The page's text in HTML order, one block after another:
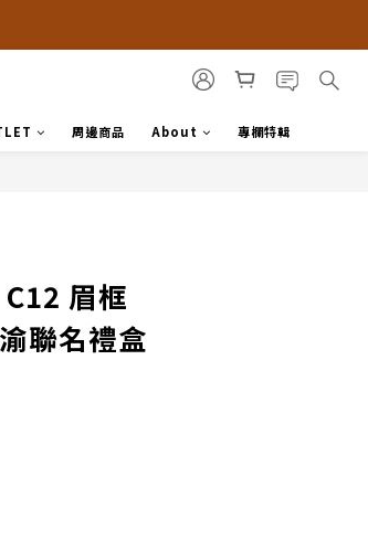
周邊商品 About 專欄特輯
C12 眉框
聯名禮盒